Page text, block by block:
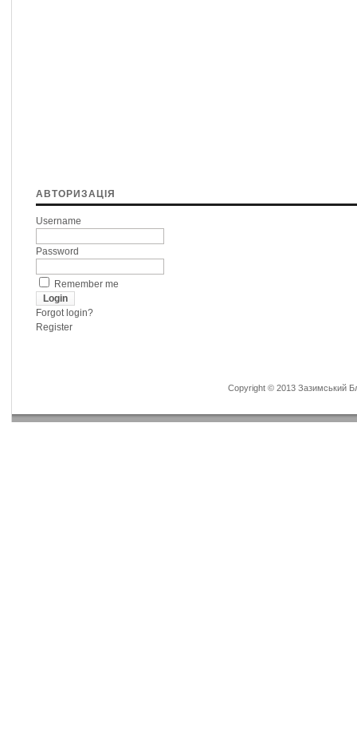
АВТОРИЗАЦІЯ
Username
Password
Remember me
Forgot login?
Register
Copyright © 2013 Зазимський